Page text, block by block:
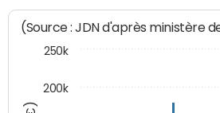
(Source : JDN d'après ministère
200k
250k